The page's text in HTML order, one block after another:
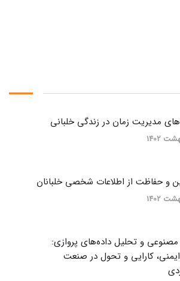
مدیریت زمان در زندگی خلبانی
و حفاظت از اطلاعات شخصی خلبانان
و تحلیل داده‌های پروازی:
ایمنی، کارایی و تحول در صنعت